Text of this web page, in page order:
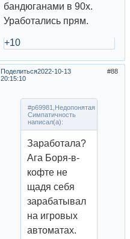
бандюганами в 90х.
Уработались прям.
+10
Поделиться 88
2022-10-13
20:15:10
#p69981,Недопонятая
Симпатичность
написал(а):
Заработала?
Ага Боря-в-
кофте не
щадя себя
зарабатывал
на игровых
автоматах.